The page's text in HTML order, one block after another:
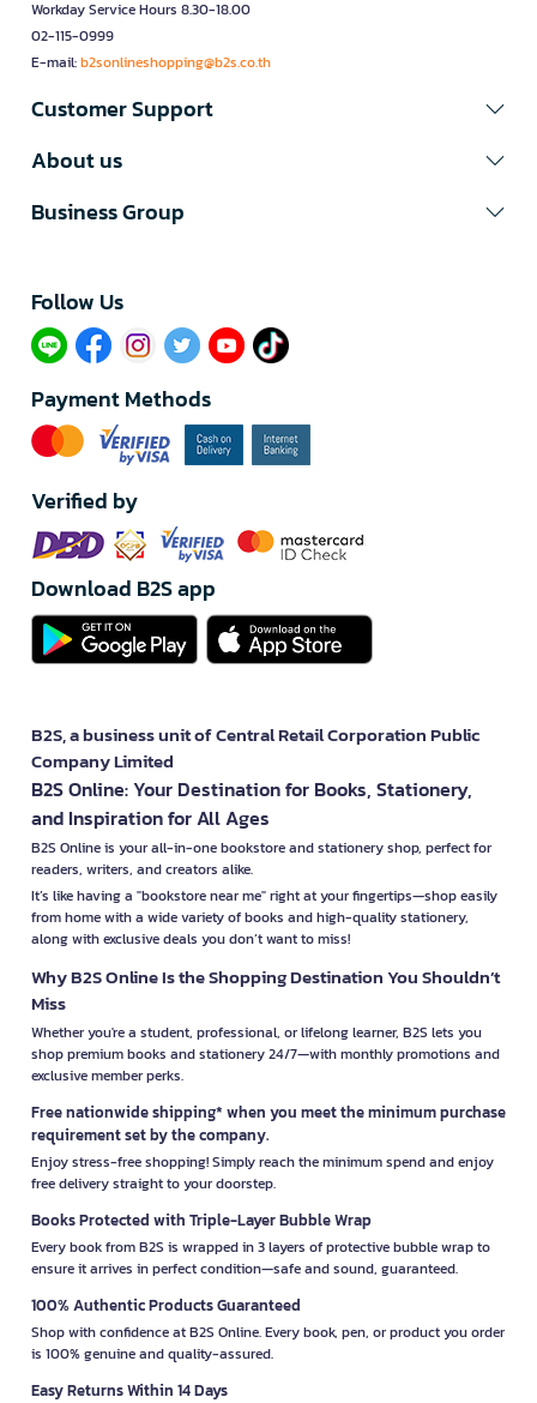
Workday Service Hours 8.30-18.00
02-115-0999
E-mail:b2sonlineshopping@b2s.co.th
Customer Support
About us
Business Group
Follow Us​
Payment Methods
Verified by
Download B2S app
B2S, a business unit of Central Retail Corporation Public
Company Limited
B2S Online: Your Destination for Books, Stationery,
and Inspiration for All Ages
B2S Online is your all-in-one bookstore and stationery shop, perfect for
readers, writers, and creators alike.
It’s like having a "bookstore near me" right at your fingertips—shop easily
from home with a wide variety of books and high-quality stationery,
along with exclusive deals you don’t want to miss!
Why B2S Online Is the Shopping Destination You Shouldn’t
Miss
Whether you're a student, professional, or lifelong learner, B2S lets you
shop premium books and stationery 24/7—with monthly promotions and
exclusive member perks.
Free nationwide shipping* when you meet the minimum purchase
requirement set by the company.
Enjoy stress-free shopping! Simply reach the minimum spend and enjoy
free delivery straight to your doorstep.
Books Protected with Triple-Layer Bubble Wrap
Every book from B2S is wrapped in 3 layers of protective bubble wrap to
ensure it arrives in perfect condition—safe and sound, guaranteed.
100% Authentic Products Guaranteed
Shop with confidence at B2S Online. Every book, pen, or product you order
is 100% genuine and quality-assured.
Easy Returns Within 14 Days